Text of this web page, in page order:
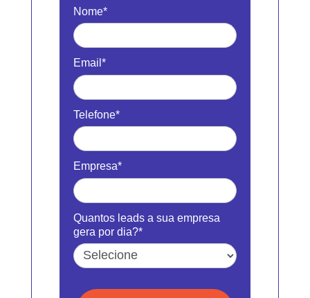
Nome*
Email*
Telefone*
Empresa*
Quantos leads a sua empresa
gera por dia?*